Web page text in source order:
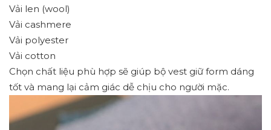
Vải len (wool)
Vải cashmere
Vải polyester
Vải cotton
Chọn chất liệu phù hợp sẽ giúp bộ vest giữ form dáng
tốt và mang lại cảm giác dễ chịu cho người mặc.